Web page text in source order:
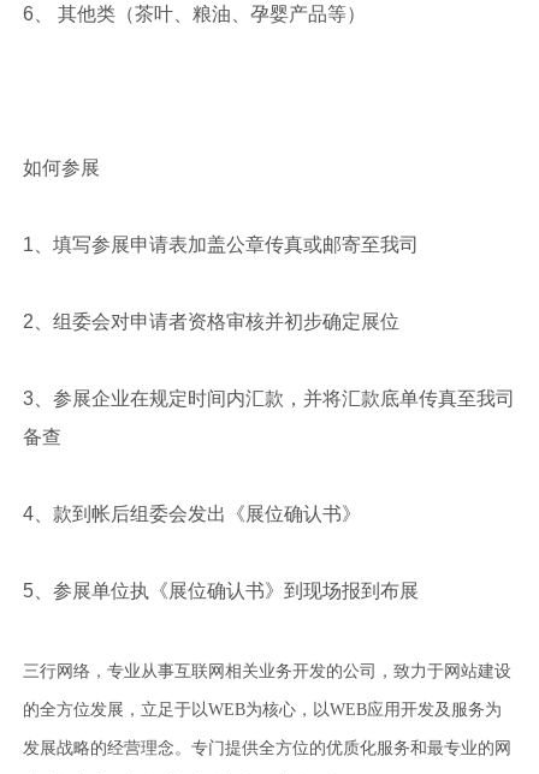
6、 其他类（茶叶、粮油、孕婴产品等）
如何参展
1、填写参展申请表加盖公章传真或邮寄至我司
2、组委会对申请者资格审核并初步确定展位
3、参展企业在规定时间内汇款，并将汇款底单传真至我司
备查
4、款到帐后组委会发出《展位确认书》
5、参展单位执《展位确认书》到现场报到布展
三行网络，专业从事互联网相关业务开发的公司，致力于网站建设
的全方位发展，立足于以WEB为核心，以WEB应用开发及服务为
发展战略的经营理念。专门提供全方位的优质化服务和最专业的网